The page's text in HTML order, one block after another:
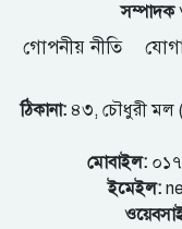
সম্পাদক
গোপনীয় নীতি
ঠিকানা:৪৩, চৌধুরী মল (
মোবাইল:
ইমেইল: